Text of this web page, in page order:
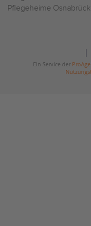
Pflegeheime Osnabrück
Ein Service der